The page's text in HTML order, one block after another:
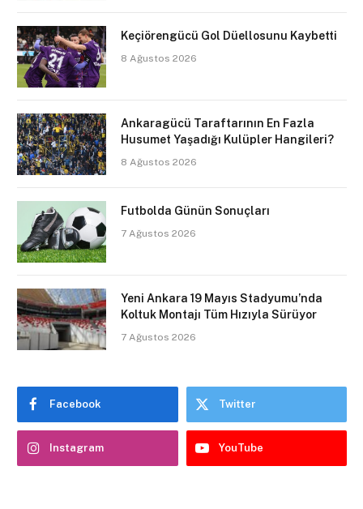
Keçiörengücü Gol Düellosunu Kaybetti
8 Ağustos 2026
Ankaragücü Taraftarının En Fazla
Husumet Yaşadığı Kulüpler Hangileri?
8 Ağustos 2026
Futbolda Günün Sonuçları
7 Ağustos 2026
Yeni Ankara 19 Mayıs Stadyumu’nda
Koltuk Montajı Tüm Hızıyla Sürüyor
7 Ağustos 2026
Facebook Twitter
Instagram YouTube